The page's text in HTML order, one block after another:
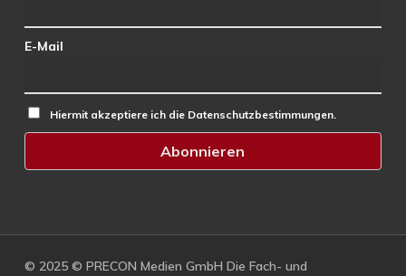
E-Mail
Hiermit akzeptiere ich die Datenschutzbestimmungen.
© 2025 © PRECON Medien GmbH Die Fach- und